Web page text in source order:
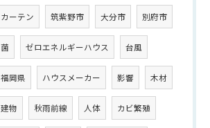
カーテン 筑紫野市 大分市 別府市
菌 ゼロエネルギーハウス 台風
福岡県 ハウスメーカー 影響 木材
建物 秋雨前線 人体 カビ繁殖